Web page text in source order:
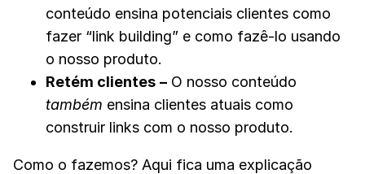
conteúdo ensina potenciais clientes como
fazer “link building” e como fazê-lo usando
o nosso produto.
Retém clientes – O nosso conteúdo
também ensina clientes atuais como
construir links com o nosso produto.
Como o fazemos? Aqui fica uma explicação